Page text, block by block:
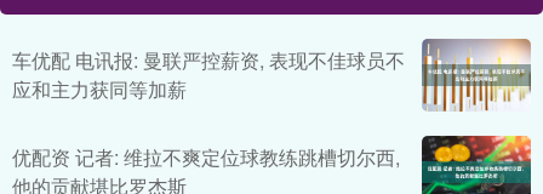
车优配 电讯报: 曼联严控薪资, 表现不佳球员不
应和主力获同等加薪
优配资 记者: 维拉不爽定位球教练跳槽切尔西,
他的贡献堪比罗杰斯